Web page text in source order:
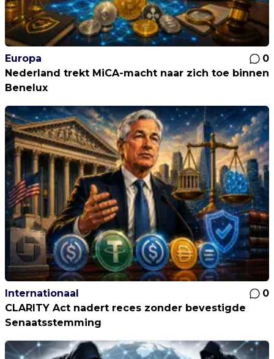
Europa
0
Nederland trekt MiCA-macht naar zich toe binnen
Benelux
Internationaal
0
CLARITY Act nadert reces zonder bevestigde
Senaatsstemming